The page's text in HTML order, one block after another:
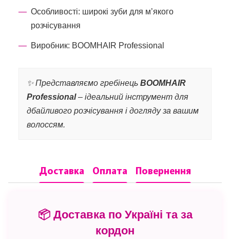
Особливості: широкі зуби для м’якого
розчісування
Виробник: BOOMHAIR Professional
✨ Представляємо гребінець BOOMHAIR
Professional– ідеальний інструмент для
дбайливого розчісування і догляду за вашим
волоссям.
Доставка Оплата Повернення
📦 Доставка по Україні та за
кордон